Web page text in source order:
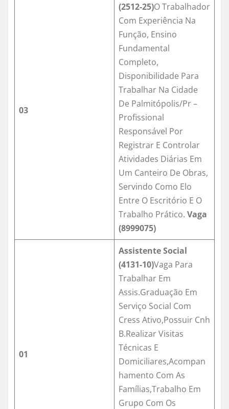
03
(2512-25)O Trabalhador
Com Experiência Na
Função, Ensino
Fundamental
Completo,
Disponibilidade Para
Trabalhar Na Cidade
De Palmitópolis/Pr –
Profissional
Responsável Por
Registrar E Controlar
Atividades Diárias Em
Um Canteiro De Obras,
Servindo Como Elo
Entre O Escritório E O
Trabalho Prático. Vaga
(8999075)
01
Assistente Social
(4131-10)Vaga Para
Trabalhar Em
Assis.Graduação Em
Serviço Social Com
Cress Ativo,Possuir Cnh
B.Realizar Visitas
Técnicas E
Domiciliares,Acompan
hamento Com As
Famílias,Trabalho Em
Grupo Com Os